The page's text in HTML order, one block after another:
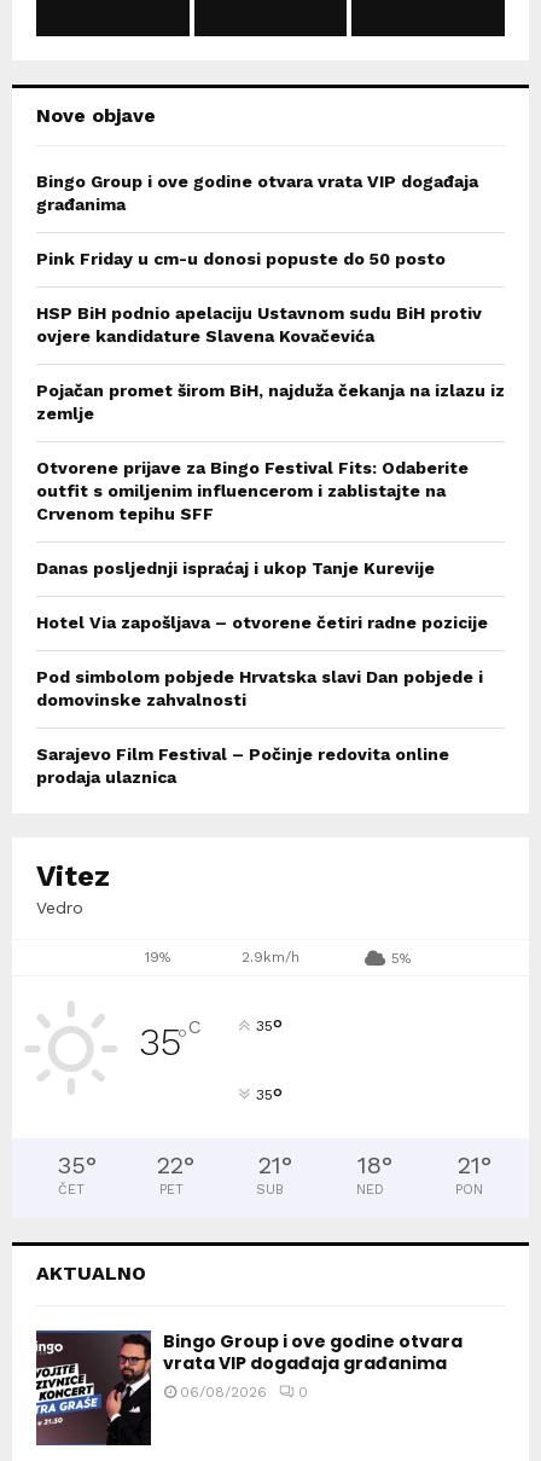
Nove objave
Bingo Group i ove godine otvara vrata VIP događaja
građanima
Pink Friday u cm-u donosi popuste do 50 posto
HSP BiH podnio apelaciju Ustavnom sudu BiH protiv
ovjere kandidature Slavena Kovačevića
Pojačan promet širom BiH, najduža čekanja na izlazu iz
zemlje
Otvorene prijave za Bingo Festival Fits: Odaberite
outfit s omiljenim influencerom i zablistajte na
Crvenom tepihu SFF
Danas posljednji ispraćaj i ukop Tanje Kurevije
Hotel Via zapošljava – otvorene četiri radne pozicije
Pod simbolom pobjede Hrvatska slavi Dan pobjede i
domovinske zahvalnosti
Sarajevo Film Festival – Počinje redovita online
prodaja ulaznica
Vitez
Vedro
19% 2.9km/h 5%
35°C 35°
35°
35°
ČET
22°
PET
21°
SUB
18°
NED
21°
PON
AKTUALNO
Bingo Group i ove godine otvara
vrata VIP događaja građanima
06/08/2026 0